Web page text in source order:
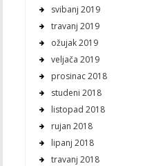
svibanj 2019
travanj 2019
ožujak 2019
veljača 2019
prosinac 2018
studeni 2018
listopad 2018
rujan 2018
lipanj 2018
travanj 2018